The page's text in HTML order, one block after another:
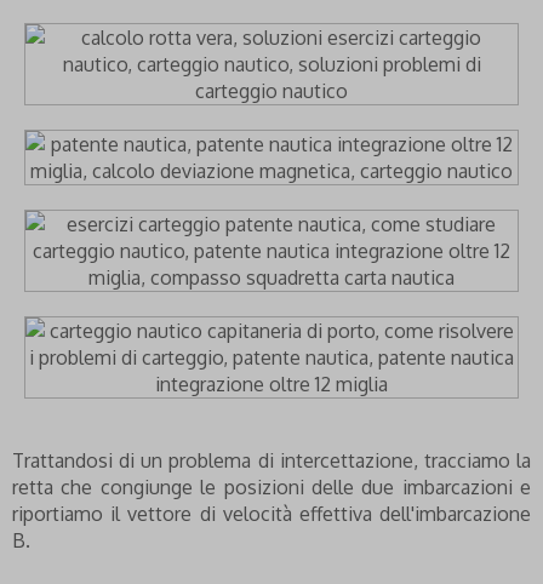
Trattandosi di un problema di intercettazione, tracciamo la
retta che congiunge le posizioni delle due imbarcazioni e
riportiamo il vettore di velocità effettiva dell'imbarcazione
B.